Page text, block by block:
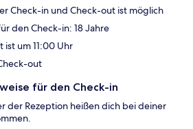
Check-in und Check-out ist möglich
den Check-in: 18 Jahre
ist um 11:00 Uhr
out
für den Check-in
der Rezeption heißen dich bei deiner